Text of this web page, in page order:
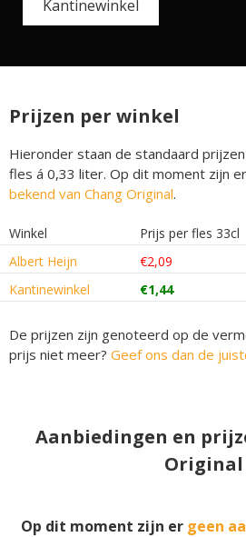
Kantinewinkel
Prijzen per winkel
Hieronder staan de standaard prijzen
fles á 0,33 liter. Op dit moment zijn er
bekend van Chang Original.
Winkel Prijs per fles 33cl
Albert Heijn
€2,09
Kantinewinkel
€1,44
De prijzen zijn genoteerd op de
prijs niet meer? Geef ons dan de
Aanbiedingen en
Original
Op dit moment zijn er geen